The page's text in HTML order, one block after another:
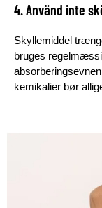
4. Använd inte
Skyllemiddel
bruges
kemikalier bør